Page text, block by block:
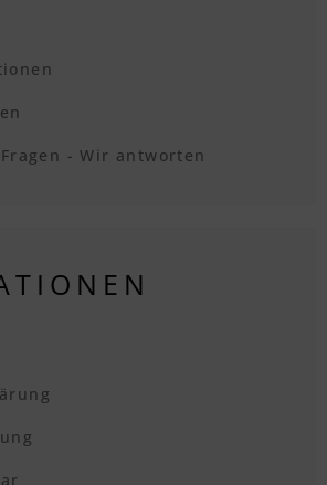
- Wir antworten